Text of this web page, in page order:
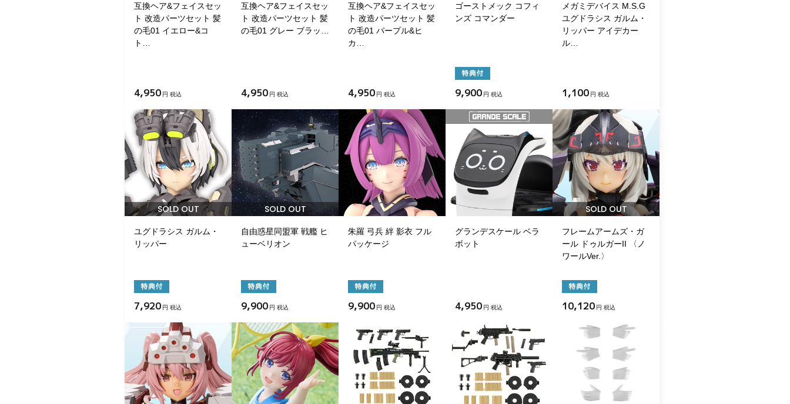
互換ヘア&フェイスセッ
ト 改造パーツセット 髪
の毛01 イエロー&コ
ト…
4,950 円 税込
互換ヘア&フェイスセッ
ト 改造パーツセット 髪
の毛01 グレー ブラッ…
4,950 円 税込
互換ヘア&フェイスセッ
ト 改造パーツセット 髪
の毛01 パープル&ヒ
カ…
4,950 円 税込
ゴーストメック コフィ
ンズ コマンダー
9,900 円 税込
メガミデバイス M.S.G
ユグドラシス ガルム・
リッパー アイデカー
ル…
1,100 円 税込
SOLD OUT
ユグドラシス ガルム・
リッパー
7,920 円 税込
SOLD OUT
自由惑星同盟軍 戦艦 ヒ
ューベリオン
9,900 円 税込
朱羅 弓兵 絆 影衣 フル
パッケージ
9,900 円 税込
グランデスケール ベラ
ボット
4,950 円 税込
SOLD OUT
フレームアームズ・ガ
ール ドゥルガーII 〈ノ
ワールVer.〉
10,120 円 税込